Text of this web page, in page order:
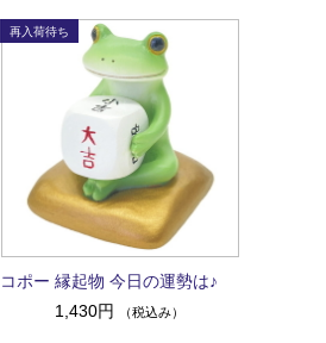
コポー 縁起物 今日の運勢は♪
1,430円
（税込み）